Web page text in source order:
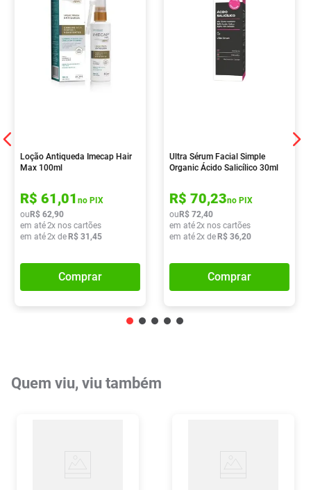
Loção Antiqueda Imecap Hair
Max 100ml
R$ 61,01 no PIX
ou R$ 62,90
em até2x nos cartões
em até2x de R$ 31 ,45
Comprar
Ultra Sérum Facial Simple
Organic Ácido Salicílico 30ml
R$ 70,23no PIX
ou R$ 72,40
em até2x nos cartões
em até2x de R$ 36,20
Comprar
Quem viu, viu também